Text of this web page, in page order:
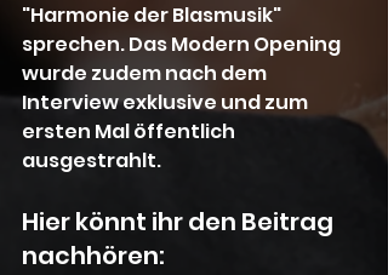
"Harmonie der Blasmusik"
sprechen. Das Modern Opening
wurde zudem nach dem
Interview exklusive und zum
ersten Mal öffentlich
ausgestrahlt.
Hier könnt ihr den Beitrag
nachhören: